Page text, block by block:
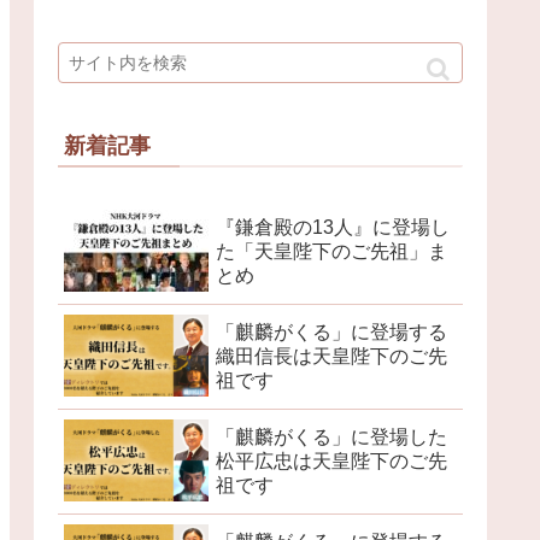
新着記事
『鎌倉殿の13人』に登場し
た「天皇陛下のご先祖」ま
とめ
「麒麟がくる」に登場する
織田信長は天皇陛下のご先
祖です
「麒麟がくる」に登場した
松平広忠は天皇陛下のご先
祖です